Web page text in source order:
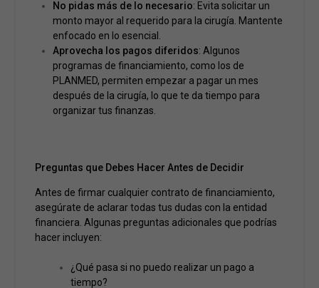
No pidas más de lo necesario: Evita solicitar un
monto mayor al requerido para la cirugía. Mantente
enfocado en lo esencial.
Aprovecha los pagos diferidos: Algunos
programas de financiamiento, como los de
PLANMED, permiten empezar a pagar un mes
después de la cirugía, lo que te da tiempo para
organizar tus finanzas.
Preguntas que Debes Hacer Antes de Decidir
Antes de firmar cualquier contrato de financiamiento,
asegúrate de aclarar todas tus dudas con la entidad
financiera. Algunas preguntas adicionales que podrías
hacer incluyen:
¿Qué pasa si no puedo realizar un pago a
tiempo?